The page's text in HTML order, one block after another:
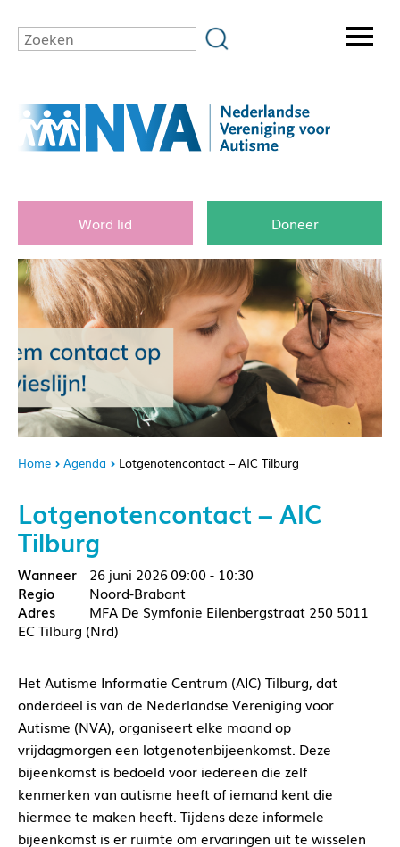
Word lid Doneer
Home Agenda Lotgenotencontact – AIC Tilburg
Lotgenotencontact – AIC
Tilburg
26 juni 202609:00 - 10:30
Noord-Brabant
MFA De Symfonie Eilenbergstraat 250 5011
EC Tilburg (Nrd)
Het Autisme Informatie Centrum (AIC) Tilburg, dat
onderdeel is van de Nederlandse Vereniging voor
Autisme (NVA), organiseert elke maand op
vrijdagmorgen een lotgenotenbijeenkomst. Deze
bijeenkomst is bedoeld voor iedereen die zelf
kenmerken van autisme heeft of iemand kent die
hiermee te maken heeft. Tijdens deze informele
bijeenkomst is er ruimte om ervaringen uit te wisselen